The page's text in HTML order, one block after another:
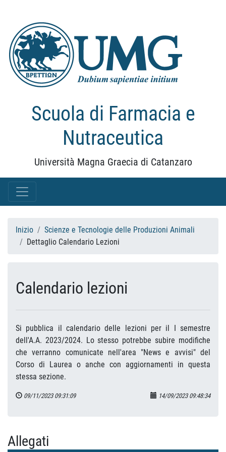
Scuola di Farmacia e
Nutraceutica
Università Magna Graecia di Catanzaro
Inizio
Scienze e Tecnologie delle Produzioni Animali
Dettaglio Calendario Lezioni
Calendario lezioni
Si pubblica il calendario delle lezioni per il I semestre
dell'A.A. 2023/2024. Lo stesso potrebbe subire modifiche
che verranno comunicate nell'area "News e avvisi" del
Corso di Laurea o anche con aggiornamenti in questa
stessa sezione.
09/11/2023 09:31:09 14/09/2023 09:48:34
Allegati